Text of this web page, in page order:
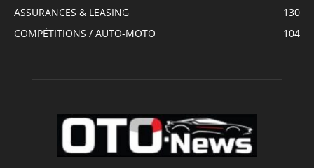
ASSURANCES & LEASING
130
COMPÉTITIONS / AUTO-MOTO
104